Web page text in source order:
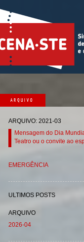
ARQUIVO
ARQUIVO: 2021-03
Mensagem do Dia
Teatro ou o convite ao
EMERGÊNCIA
ULTIMOS POSTS
ARQUIVO
2026-04